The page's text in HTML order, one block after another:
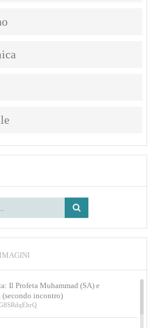
Il Profeta Muhammad (SA) e
(secondo incontro)